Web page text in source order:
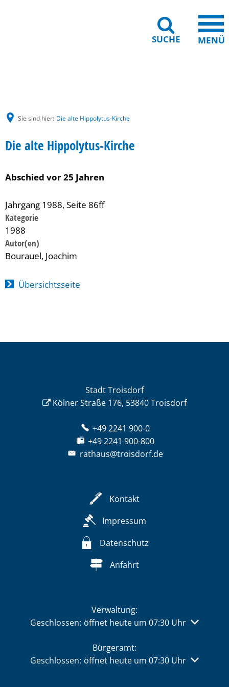
SUCHE MENÜ
Sie sind hier: Die alte Hippolytus-Kirche
Die alte Hippolytus-Kirche
Abschied vor 25 Jahren
Jahrgang 1988, Seite 86ff
Kategorie
1988
Bourauel, Joachim
Übersichtsseite
Stadt Troisdorf
Kölner Straße 176, 53840 Troisdorf
+49 2241 900-0
+49 2241 900-800
rathaus@troisdorf.de
Kontakt
Impressum
Datenschutz
Anfahrt
Verwaltung:
Klicken, um weitere Öffnungs- oder Schließzeiten
Geschlossen: öffnet heute um 07:30 Uhr
Bürgeramt:
Klicken, um weitere Öffnungs- oder Schließzeiten
Geschlossen: öffnet heute um 07:30 Uhr